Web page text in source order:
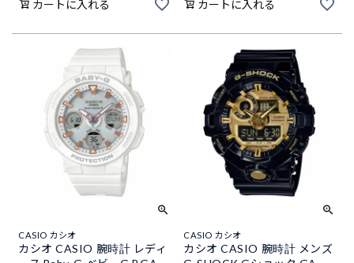
カートに入れる カートに入れる
CASIO カシオ
カシオ CASIO 腕時計 レディ
CASIO カシオ
カシオ CASIO 腕時計 メンズ